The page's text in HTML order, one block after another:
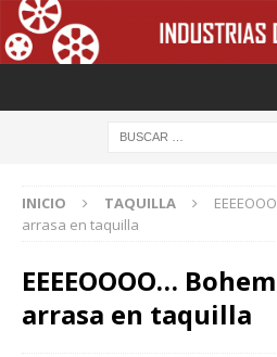
INICIO TAQUILLA
arrasa en taquilla
EEEEOOOO…
arrasa en taquilla